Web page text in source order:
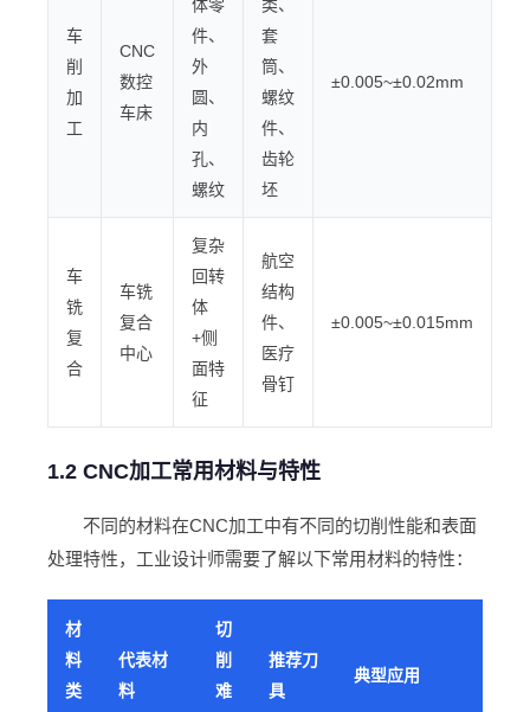
车
削
加
工
CNC
数控
车床
体零
件、
外
圆、
内
孔、
螺纹
类、
套
筒、
螺纹
件、
齿轮
坯
±0.005~±0.02mm
车
铣
复
合
车铣
复合
中心
复杂
回转
体
+侧
面特
征
航空
结构
件、
医疗
骨钉
±0.005~±0.015mm
1.2 CNC加工常用材料与特性
不同的材料在CNC加工中有不同的切削性能和表面
处理特性，工业设计师需要了解以下常用材料的特性：
材
料
类
代表材
料
切
削
难
推荐刀
具
典型应用